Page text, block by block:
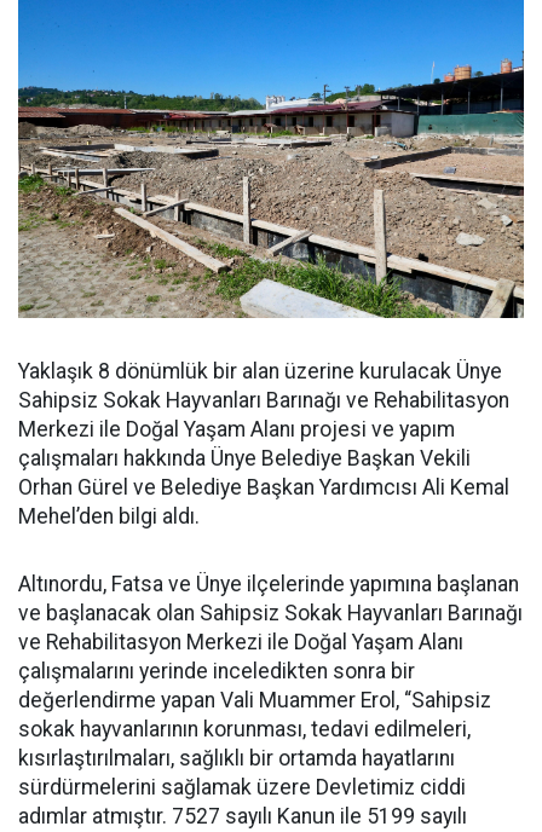
Yaklaşık 8 dönümlük bir alan üzerine kurulacak Ünye
Sahipsiz Sokak Hayvanları Barınağı ve Rehabilitasyon
Merkezi ile Doğal Yaşam Alanı projesi ve yapım
çalışmaları hakkında Ünye Belediye Başkan Vekili
Orhan Gürel ve Belediye Başkan Yardımcısı Ali Kemal
Mehel’den bilgi aldı.
Altınordu, Fatsa ve Ünye ilçelerinde yapımına başlanan
ve başlanacak olan Sahipsiz Sokak Hayvanları Barınağı
ve Rehabilitasyon Merkezi ile Doğal Yaşam Alanı
çalışmalarını yerinde inceledikten sonra bir
değerlendirme yapan Vali Muammer Erol, “Sahipsiz
sokak hayvanlarının korunması, tedavi edilmeleri,
kısırlaştırılmaları, sağlıklı bir ortamda hayatlarını
sürdürmelerini sağlamak üzere Devletimiz ciddi
adımlar atmıştır. 7527 sayılı Kanun ile 5199 sayılı